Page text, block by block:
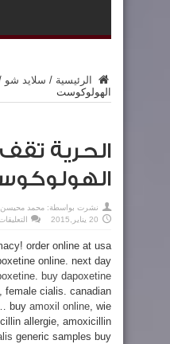
الرئيسية / سلايد شو
الهولوكوست
الحرية
نشرت بواسطة: محمد محيسن
20 يناير,2015
order online at usa
online. next day
. buy dapoxetine
female cialis. canadian
buy amoxil online, wie
allergie, amoxicillin
generic samples buy